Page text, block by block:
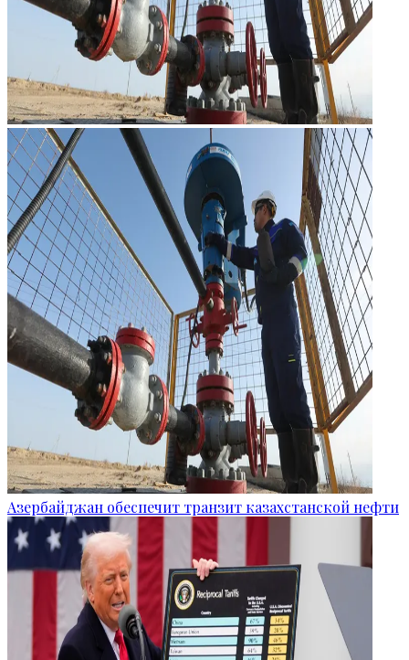
Азербайджан обеспечит транзит казахстанской нефти